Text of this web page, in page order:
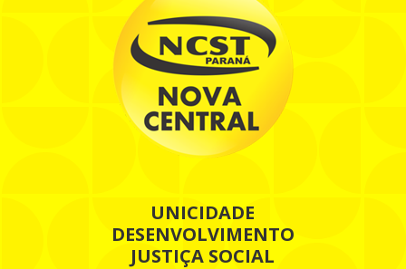
UNICIDADE
DESENVOLVIMENTO
JUSTIÇA SOCIAL